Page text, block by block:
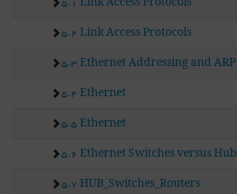
5.2 Link Access Protocols
5.3 Ethernet Addressing and ARP
5.4 Ethernet
5.5 Ethernet
5.6 Ethernet Switches versus Hub
5.7 HUB_Switches_Routers